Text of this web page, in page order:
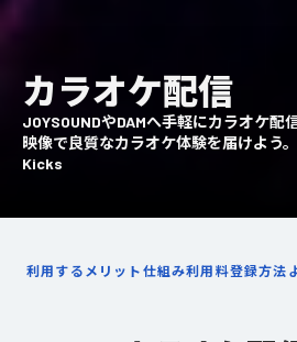
カラオケ配信
JOYSOUNDやDAMへ手軽にカラオケ配
映像で良質なカラオケ体験を届けよう
Kicks
利用するメリット 仕組み利用料登録方法